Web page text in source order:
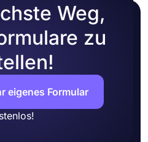
Weg,
zu
eigenes Formular